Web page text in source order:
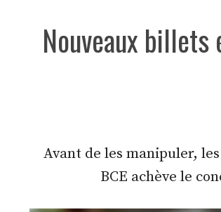
Nouveaux billets
Avant de les manipuler,
BCE achève le